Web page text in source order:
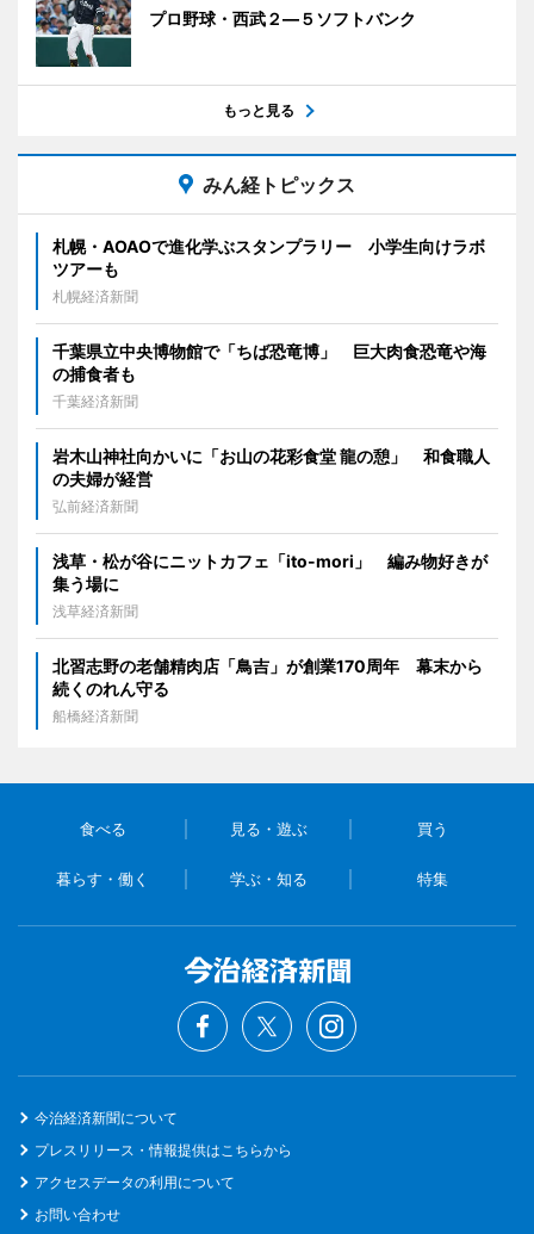
プロ野球・西武２―５ソフトバンク
もっと見る
みん経トピックス
札幌・AOAOで進化学ぶスタンプラリー 小学生向けラボ
ツアーも
札幌経済新聞
千葉県立中央博物館で「ちば恐竜博」 巨大肉食恐竜や海
の捕食者も
千葉経済新聞
岩木山神社向かいに「お山の花彩食堂 龍の憩」 和食職人
の夫婦が経営
弘前経済新聞
浅草・松が谷にニットカフェ「ito-mori」 編み物好きが
集う場に
浅草経済新聞
北習志野の老舗精肉店「鳥吉」が創業170周年 幕末から
続くのれん守る
船橋経済新聞
食べる 見る・遊ぶ 買う
暮らす・働く 学ぶ・知る 特集
今治経済新聞について
プレスリリース・情報提供はこちらから
アクセスデータの利用について
お問い合わせ